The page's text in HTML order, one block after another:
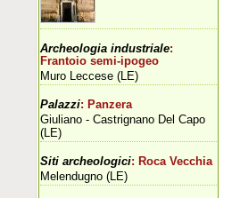
Archeologia industriale:
Frantoio semi-ipogeo
Muro Leccese (LE)
Palazzi: Panzera
Giuliano - Castrignano Del Capo
(LE)
Siti archeologici: Roca Vecchia
Melendugno (LE)